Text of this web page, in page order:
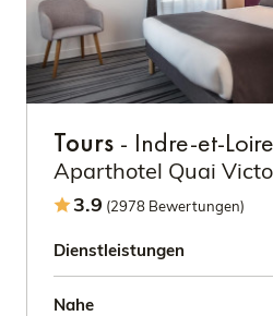
Tours - Indre-et-Loire
Aparthotel Quai
3.9 (2978 Bewertungen)
Dienstleistungen
Nahe